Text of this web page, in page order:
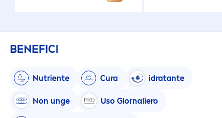
BENEFICI
Nutriente Cura idratante
Non unge Uso Giornaliero